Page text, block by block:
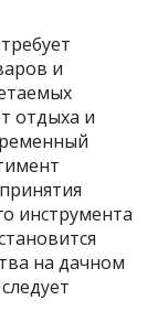
и
отдыха и
инструмента
на дачном